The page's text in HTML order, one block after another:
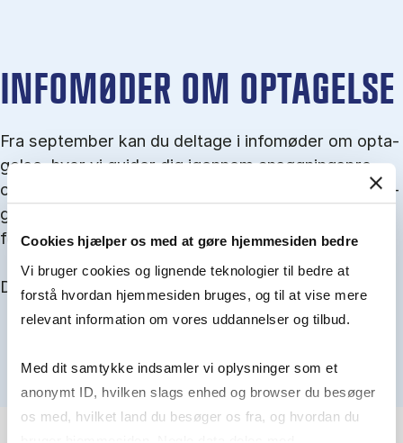
Cookies hjælper os med at gøre hjemmesiden bedre
Vi bruger cookies og lignende teknologier til bedre at
forstå hvordan hjemmesiden bruges, og til at vise mere
relevant information om vores uddannelser og tilbud.
Med dit samtykke indsamler vi oplysninger som et
anonymt ID, hvilken slags enhed og browser du besøger
os med, hvilket land du besøger os fra, og hvordan du
IN­FO­MØ­DER OM OP­TA­GEL­SE
Fra september kan du del­tage i in­fo­mø­der om op­ta­
gel­se, hvor vi gu­i­der dig igen­nem an­søg­nings­pro­
ces­sen, og for­tæl­ler om kvo­te 1 og 2, sprog- og ad­
gangs­krav, og hvordan du forbedrer dine chancer
for at blive optaget.
Du kan finde alle events her i slutningen af august.